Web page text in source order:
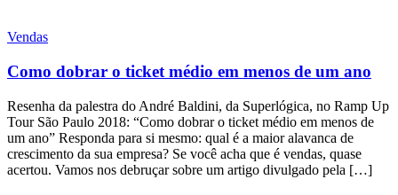
Vendas
Como dobrar o ticket médio em menos de um ano
Resenha da palestra do André Baldini, da Superlógica, no Ramp Up
Tour São Paulo 2018: “Como dobrar o ticket médio em menos de
um ano” Responda para si mesmo: qual é a maior alavanca de
crescimento da sua empresa? Se você acha que é vendas, quase
acertou. Vamos nos debruçar sobre um artigo divulgado pela […]